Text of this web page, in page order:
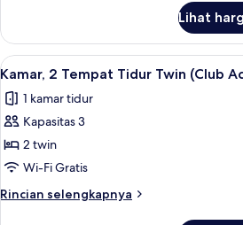
teras
(Club
Access)
Kamar,
Tempat
King,
teras
Access)
Lihat
Lihat
semua
foto
untuk
Kamar,
2
Tempat
Tidur
Seprai
4
Kamar, 2 Tempat Tidur Twin (Club
1 kamar tidur
Kapasitas 3
2 twin
Wi-Fi Gratis
Rincian selengkapnya
Rincian